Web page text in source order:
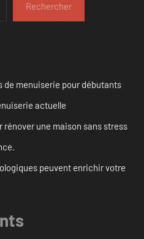
Rechercher
menuiserie pour débutants
actuelle
une maison sans stress
peuvent enrichir votre